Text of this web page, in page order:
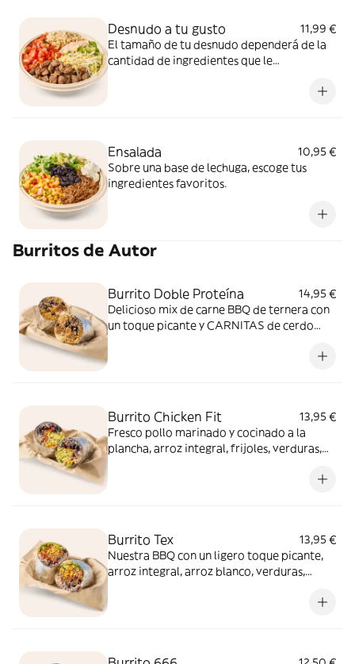
Desnudo a tu gusto
11,99 €
El tamaño de tu desnudo dependerá de la
cantidad de ingredientes que le
Ensalada
10,95 €
Sobre una base de lechuga, escoge tus
ingredientes favoritos.
Burritos de Autor
Burrito Doble Proteína
14,95 €
Delicioso mix de carne BBQ de ternera con
un toque picante y CARNITAS de cerdo
queso, crema agria, crema chipotle, chips y
Burrito Chicken Fit
13,95 €
Fresco pollo marinado y cocinado a la
plancha, arroz integral, frijoles, verduras,
una deliciosa salsa verde picante (suave).
Burrito Tex
13,95 €
Nuestra BBQ con un ligero toque picante,
arroz integral, arroz blanco, verduras,
gallo, crema agria, salsa verde de picante